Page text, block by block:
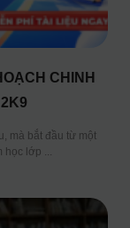
CHINH
mà bắt đầu từ một
học lớp